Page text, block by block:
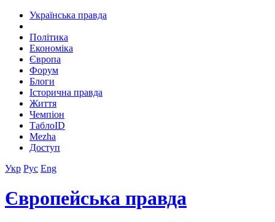
Українська правда
Політика
Економіка
Європа
Форум
Блоги
Історична правда
Життя
Чемпіон
ТаблоID
Mezha
Доступ
Укр Рус Eng
Європейська правда